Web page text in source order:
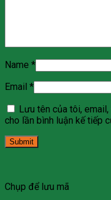
Name *
Email *
Lưu tên của tôi,
cho lần bình luận kế tiếp
Chụp để lưu mã